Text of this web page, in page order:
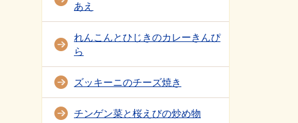
あえ
れんこんとひじきのカレーきんぴ
ら
ズッキーニのチーズ焼き
チンゲン菜と桜えびの炒め物